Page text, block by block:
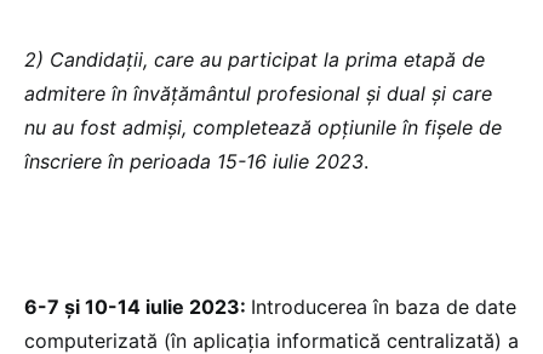
2) Candidații, care au participat la prima etapă de
admitere în învățământul profesional și dual și care
nu au fost admiși, completează opțiunile în fișele de
înscriere în perioada 15-16 iulie 2023.
6-7 și 10-14 iulie 2023: Introducerea în baza de date
computerizată (în aplicația informatică centralizată) a